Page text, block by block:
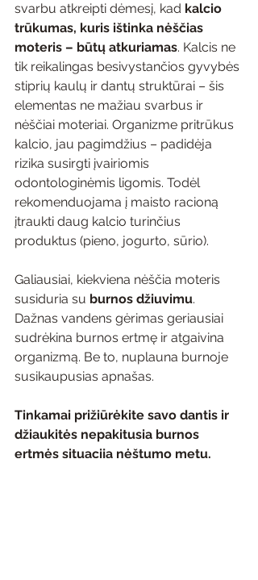
svarbu atkreipti dėmesį, kad kalcio
trūkumas, kuris ištinka nėščias
moteris – būtų atkuriamas. Kalcis ne
tik reikalingas besivystančios gyvybės
stiprių kaulų ir dantų struktūrai – šis
elementas ne mažiau svarbus ir
nėščiai moteriai. Organizme pritrūkus
kalcio, jau pagimdžius – padidėja
rizika susirgti įvairiomis
odontologinėmis ligomis. Todėl
rekomenduojama į maisto racioną
įtraukti daug kalcio turinčius
produktus (pieno, jogurto, sūrio).
Galiausiai, kiekviena nėščia moteris
susiduria su burnos džiuvimu.
Dažnas vandens gėrimas geriausiai
sudrėkina burnos ertmę ir atgaivina
organizmą. Be to, nuplauna burnoje
susikaupusias apnašas.
Tinkamai prižiūrėkite savo dantis ir
džiaukitės nepakitusia burnos
ertmės situacija nėštumo metu.